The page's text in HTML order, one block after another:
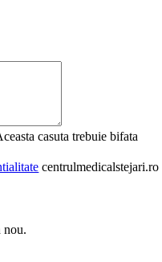
casuta trebuie bifata
centrulmedicalstejari.ro
nou.